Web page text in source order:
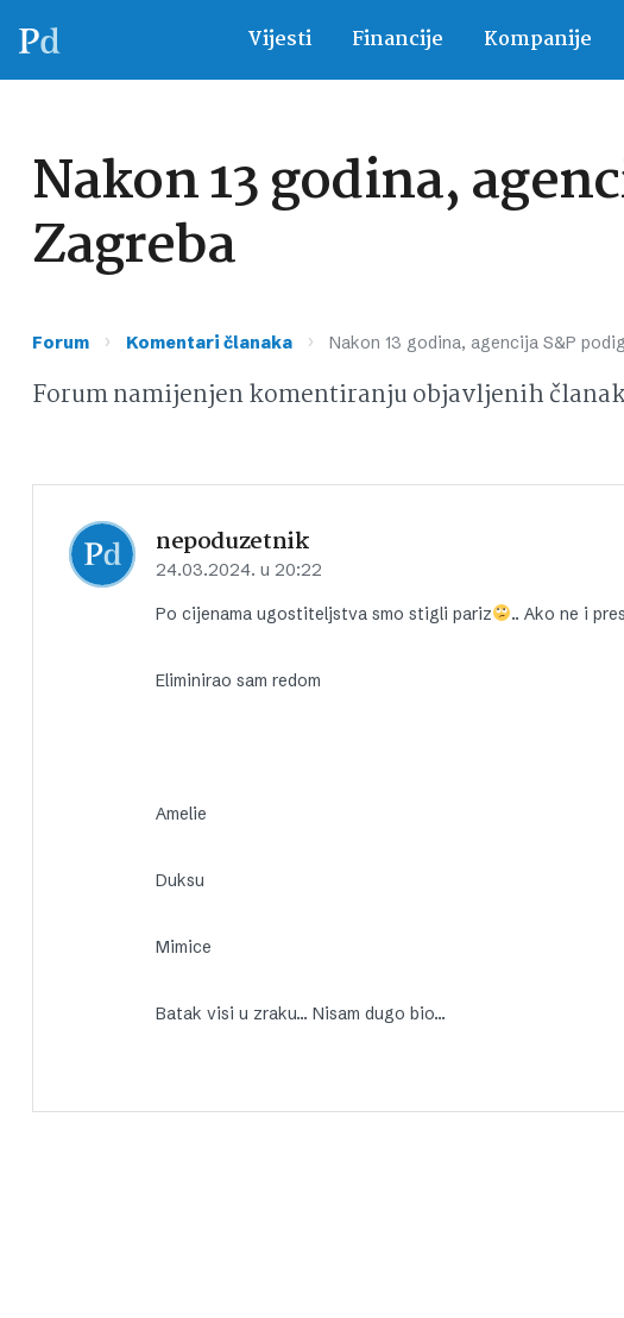
Vijesti Financije Kompanije
Nakon 13 godina,
Zagreba
Forum › Komentari članaka › Nakon 13 godina, agencija S&P
Forum namijenjen komentiranju objavljenih
nepoduzetnik
24.03.2024. u 20:22
Po cijenama ugostiteljstva smo stigli pariz .. Ako ne i
Eliminirao sam redom
Amelie
Duksu
Mimice
Batak visi u zraku… Nisam dugo bio…